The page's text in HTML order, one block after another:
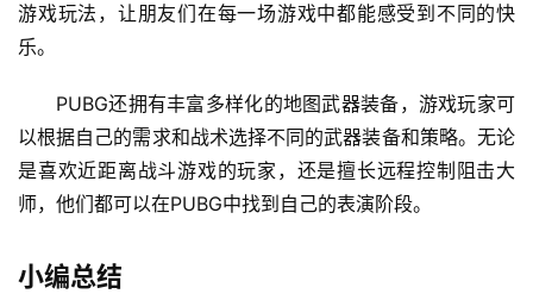
游戏玩法，让朋友们在每一场游戏中都能感受到不同的快
乐。
PUBG还拥有丰富多样化的地图武器装备，游戏玩家可
以根据自己的需求和战术选择不同的武器装备和策略。无论
是喜欢近距离战斗游戏的玩家，还是擅长远程控制阻击大
师，他们都可以在PUBG中找到自己的表演阶段。
小编总结